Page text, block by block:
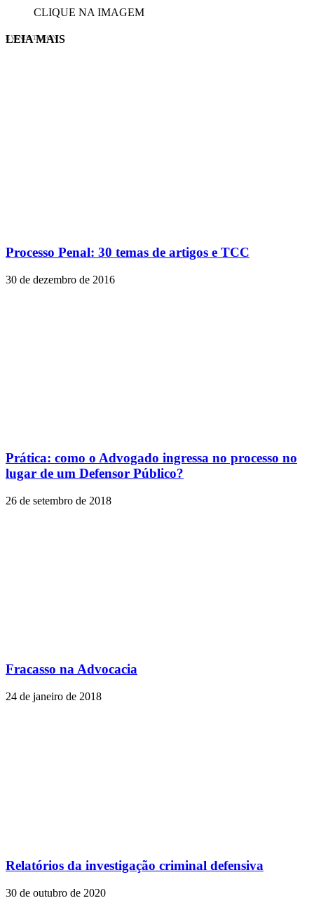
CLIQUE NA IMAGEM
EVINIS TALON
LEIA MAIS
Processo Penal: 30 temas de artigos e TCC
30 de dezembro de 2016
Prática: como o Advogado ingressa no processo no
lugar de um Defensor Público?
26 de setembro de 2018
Fracasso na Advocacia
24 de janeiro de 2018
Relatórios da investigação criminal defensiva
30 de outubro de 2020